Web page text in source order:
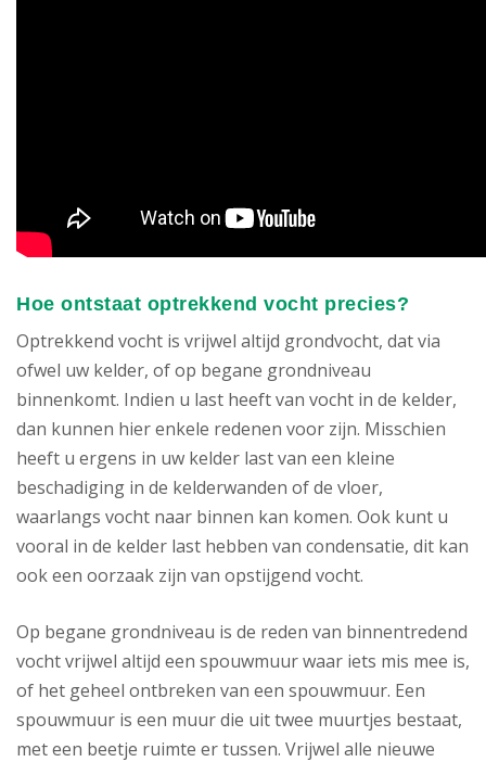
Hoe ontstaat optrekkend vocht precies?
Optrekkend vocht is vrijwel altijd grondvocht, dat via
ofwel uw kelder, of op begane grondniveau
binnenkomt. Indien u last heeft van vocht in de kelder,
dan kunnen hier enkele redenen voor zijn. Misschien
heeft u ergens in uw kelder last van een kleine
beschadiging in de kelderwanden of de vloer,
waarlangs vocht naar binnen kan komen. Ook kunt u
vooral in de kelder last hebben van condensatie, dit kan
ook een oorzaak zijn van opstijgend vocht.
Op begane grondniveau is de reden van binnentredend
vocht vrijwel altijd een spouwmuur waar iets mis mee is,
of het geheel ontbreken van een spouwmuur. Een
spouwmuur is een muur die uit twee muurtjes bestaat,
met een beetje ruimte er tussen. Vrijwel alle nieuwe